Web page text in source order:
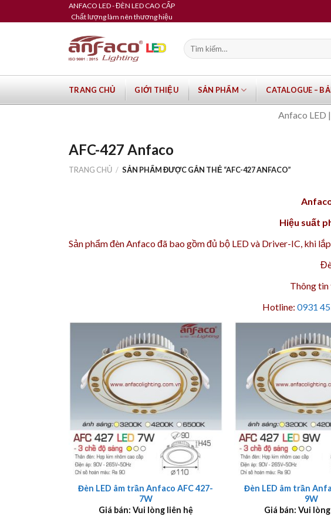
to
ANFACO LED - ĐÈN LED CAO CẤP
Chất lượng làm nên thương hiệu
Tìm
kiếm:
TRANG CHỦ GIỚI THIỆU SẢN PHẨM CATALOGUE –
Anfaco LED
AFC-427 Anfaco
TRANG CHỦ / SẢN PHẨM ĐƯỢC GẮN THẺ “AFC-427 ANFACO”
Hiệu suất
Sản phẩmđèn Anfacođã bao gồm đủ bộ LED và Driver-IC, khi
Thông tin
Hotline: 0931
+
Đèn LED âm trần Anfaco AFC 427-
7W
Giá bán: Vui lòng liên hệ
+
Đèn LED âm trần
9W
Giá bán: Vui